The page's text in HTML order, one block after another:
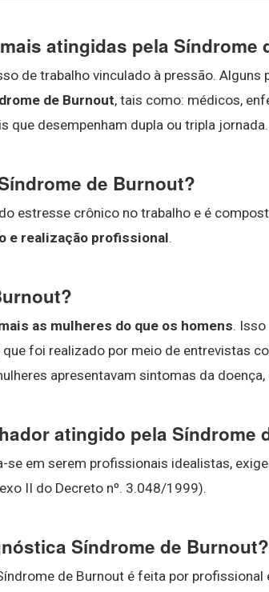
atingidas pela Síndrome
de trabalho vinculado à pressão. Alguns
de Burnout, tais como: médicos,
que desempenham dupla ou tripla jornada.
de Burnout?
estresse crônico no trabalho e é
e realização profissional.
as mulheres do que os homens.
foi realizado por meio de entrevistas
apresentavam sintomas da
atingido pela Síndrome
se em serem profissionais idealistas,
II do Decreto nº. 3.048/1999).
Síndrome de Burnout?
de Burnout é feita por profissional